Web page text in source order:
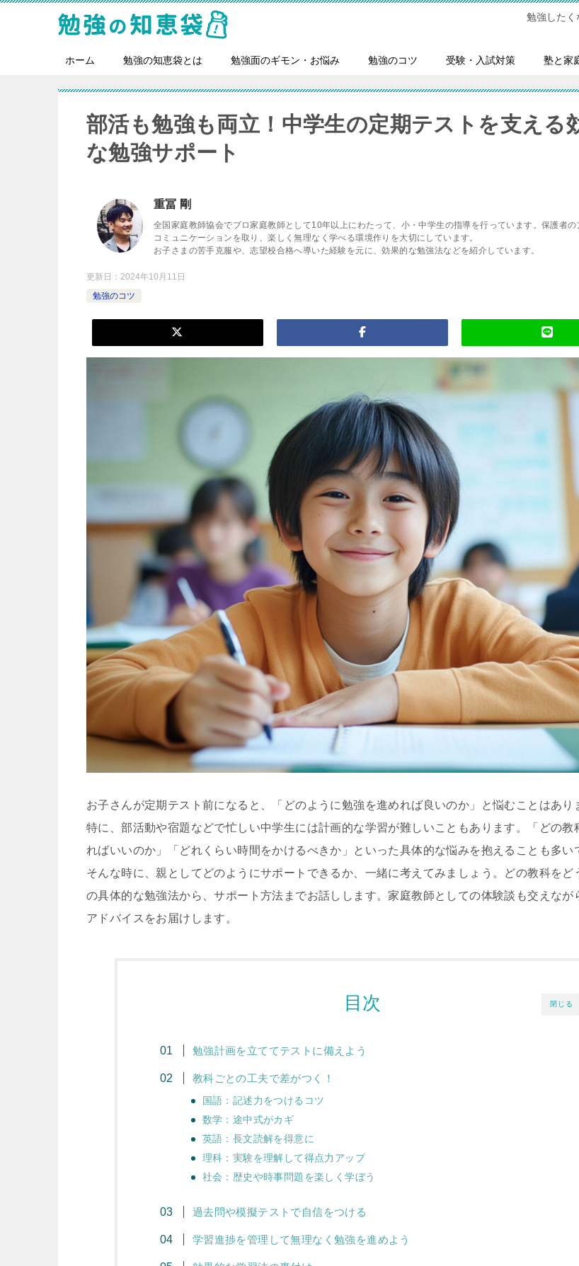
勉強したく
ホーム 勉強の知恵袋とは 勉強面のギモン・お悩み 勉強のコツ 受験・入試対策 塾と家
部活も勉強も両立！中学生の定期テストを支える
な勉強サポート
重冨 剛
全国家庭教師協会でプロ家庭教師として10年以上にわたって、小・中学生の指導を行っています。保護者の
コミュニケーションを取り、楽しく無理なく学べる環境作りを大切にしています。
お子さまの苦手克服や、志望校合格へ導いた経験を元に、効果的な勉強法などを紹介しています。
更新日： 2024年10月11日
勉強のコツ
お子さんが定期テスト前になると、「どのように勉強を進めれば良いのか」と悩むことはあり
特に、部活動や宿題などで忙しい中学生には計画的な学習が難しいこともあります。「どの教
ればいいのか」「どれくらい時間をかけるべきか」といった具体的な悩みを抱えることも多い
そんな時に、親としてどのようにサポートできるか、一緒に考えてみましょう。どの教科をど
の具体的な勉強法から、サポート方法までお話しします。家庭教師としての体験談も交えなが
アドバイスをお届けします。
閉じる
目次
勉強計画を立ててテストに備えよう
教科ごとの工夫で差がつく！
国語：記述力をつけるコツ
数学：途中式がカギ
英語：長文読解を得意に
理科：実験を理解して得点力アップ
社会：歴史や時事問題を楽しく学ぼう
過去問や模擬テストで自信をつける
学習進捗を管理して無理なく勉強を進めよう